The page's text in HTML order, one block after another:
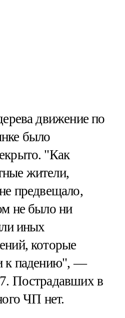
движение по
было
"Как
жители,
предвещало,
не было ни
иных
которые
к падению", —
Пострадавших в
ЧП нет.